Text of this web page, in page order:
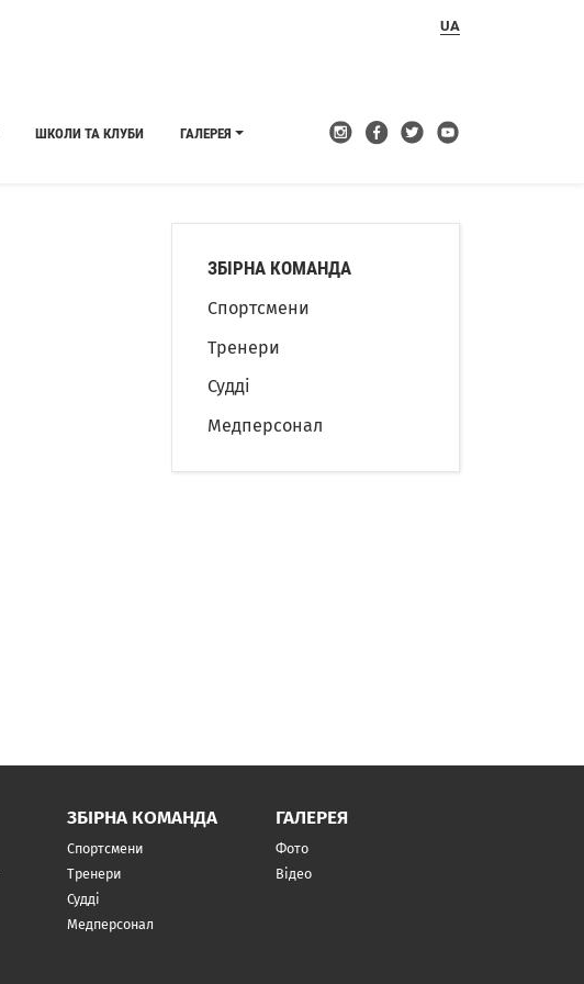
ШКОЛИ ТА КЛУБИ ГАЛЕРЕЯ
UA
ЗБІРНА КОМАНДА
Спортсмени
Тренери
Судді
Медперсонал
ЗБІРНА КОМАНДА
Спортсмени
Тренери
Судді
Медперсонал
ГАЛЕРЕЯ
Фото
Відео